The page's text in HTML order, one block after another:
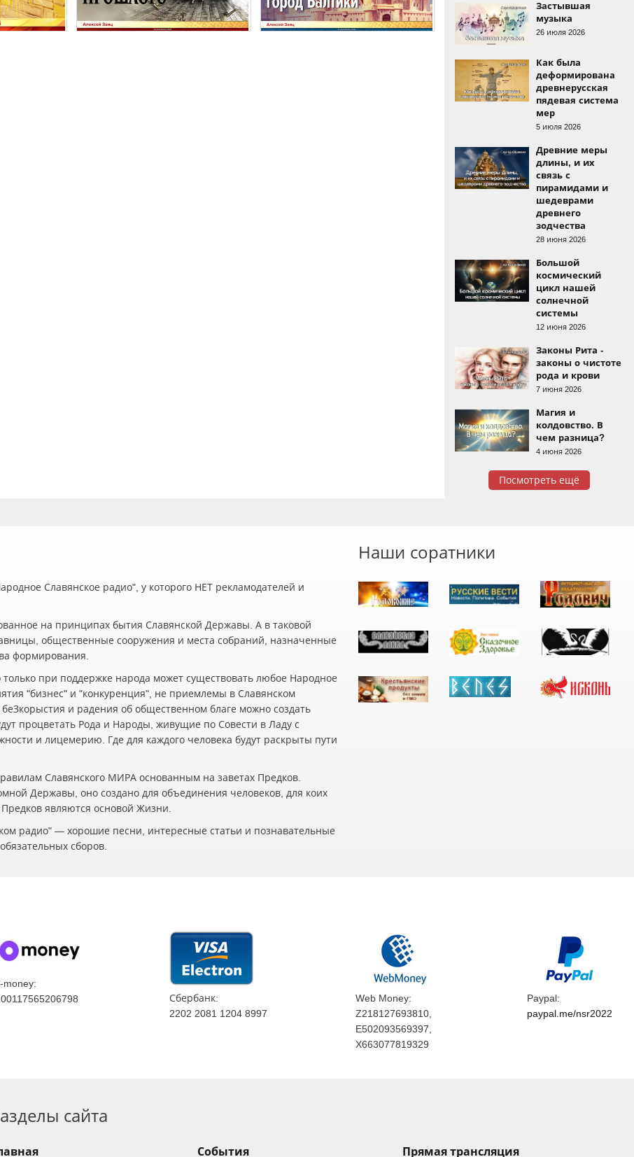
Застывшая
музыка
26 июля 2026
Как была
деформирована
древнерусская
пядевая система
мер
5 июля 2026
Древние меры
длины, и их
связь с
пирамидами и
шедеврами
древнего
зодчества
28 июня 2026
Большой
космический
цикл нашей
солнечной
системы
12 июня 2026
Законы Рита -
законы о чистоте
рода и крови
7 июня 2026
Магия и
колдовство. В
чем разница?
4 июня 2026
Посмотреть ещё
Славянское радио", у которого НЕТ рекламодателей и
на принципах бытия Славянской Державы. А в таковой
общественные сооружения и места собраний, назначенные
формирования.
при поддержке народа может существовать любое Народное
"бизнес" и "конкуренция", не приемлемы в Славянском
и радения об общественном благе можно создать
процветать Рода и Народы, живущие по Совести в Ладу с
и лицемерию. Где для каждого человека будут раскрыты пути
Славянского МИРА основанным на заветах Предков.
Державы, оно создано для объединения человеков, для коих
являются основой Жизни.
радио" — хорошие песни, интересные статьи и познавательные
сборов.
Наши соратники
Сбербанк:
2202 2081 1204 8997
Web Money:
Z218127693810,
E502093569397,
X663077819329
Paypal:
paypal.me/nsr2022
сайта
События Прямая трансляция